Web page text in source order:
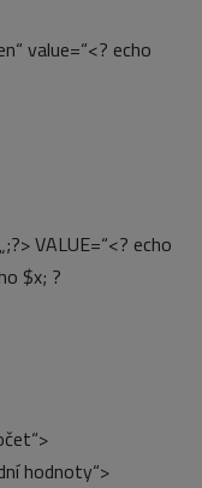
value=“<? echo
VALUE=“<? echo
$x; ?
hodnoty“>